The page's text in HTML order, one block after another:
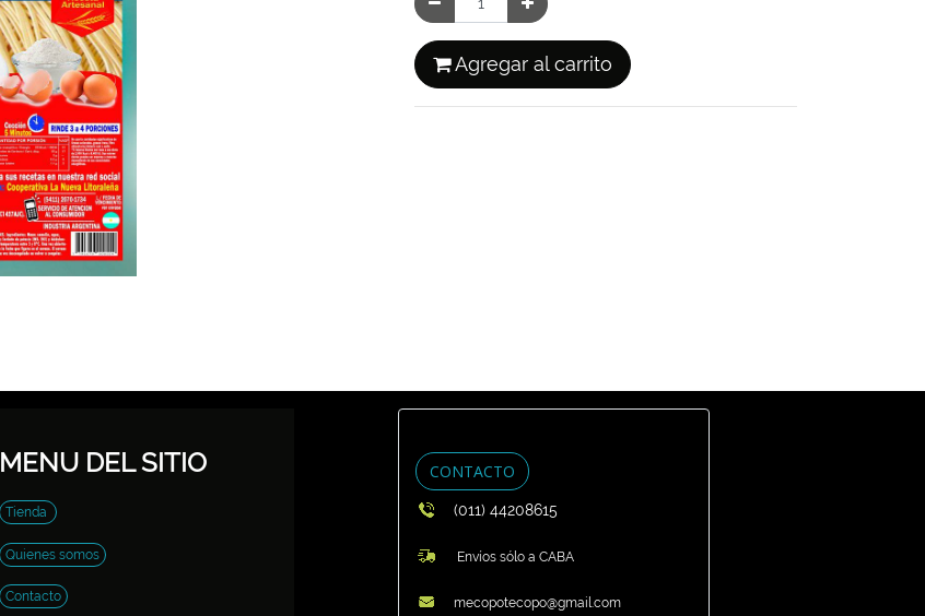
Agregar al carrito
MENU DEL SITIO
Tienda
Quienes somos
Contacto
CONTACTO
(011) 44208615
Envíos sólo a CABA
mecopotecopo@gmail.com